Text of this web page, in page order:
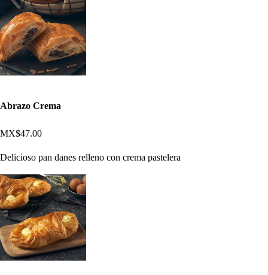
Abrazo Crema
MX$47.00
Delicioso pan danes relleno con crema pastelera